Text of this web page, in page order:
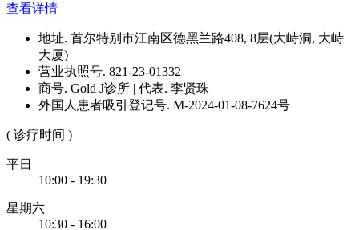
查看详情
地址. 首尔特别市江南区德黑兰路408, 8层(大峙洞, 大峙
大厦)
营业执照号. 821-23-01332
商号. Gold J诊所 | 代表. 李贤珠
外国人患者吸引登记号. M-2024-01-08-7624号
( 诊疗时间 )
平日
10:00 - 19:30
星期六
10:30 - 16:00